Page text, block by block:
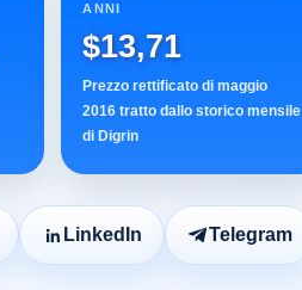
ANNI
$13,71
Prezzo rettificato di maggio
2016 tratto dallo storico mensile
di Digrin
LinkedIn Telegram